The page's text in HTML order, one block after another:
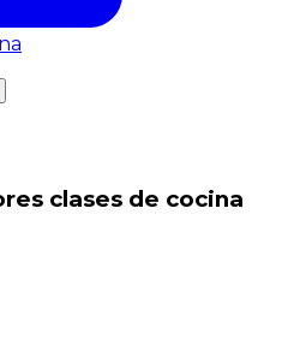
clases de cocina